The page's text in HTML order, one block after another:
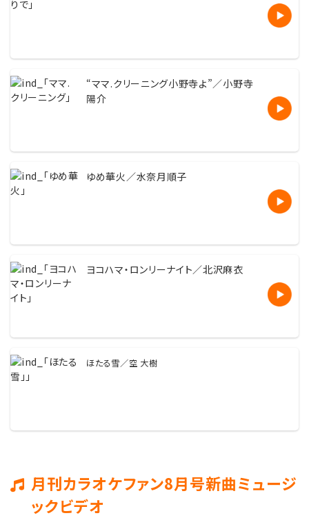
“ママ.クリーニング小野寺よ”／小野寺
陽介
ゆめ華火／水奈月順子
ヨコハマ・ロンリーナイト／北沢麻衣
ほたる雪／空 大樹
月刊カラオケファン8月号新曲ミュージ
ックビデオ